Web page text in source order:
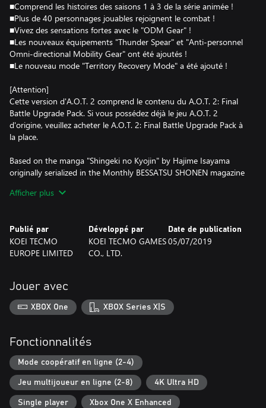
■Comprend les histoires des saisons 1 à 3 de la série animée !
■Plus de 40 personnages jouables rejoignent le combat !
■Vivez des sensations fortes avec le "ODM Gear" !
■Les nouveaux équipements "Thunder Spear" et "Anti-personnel
Omni-directional Mobility Gear" ont été ajoutés !
■Le nouveau mode "Territory Recovery Mode" a été ajouté !
[Attention]
Cette version d'A.O.T. 2 comprend le contenu du A.O.T. 2: Final
Battle Upgrade Pack. Si vous possédez déjà le jeu A.O.T. 2
d'origine, veuillez acheter le A.O.T. 2: Final Battle Upgrade Pack à
la place.
Based on the manga "Shingeki no Kyojin" by Hajime Isayama
originally serialized in the Monthly BESSATSU SHONEN magazine
©Hajime Isayama,Kodansha/"ATTACK ON TITAN"Production
Afficher plus
Publié par
KOEI TECMO
EUROPE LIMITED
Développé par
KOEI TECMO GAMES
CO., LTD.
Date de publication
05/07/2019
Jouer avec
XBOX One XBOX Series X|S
Fonctionnalités
Mode coopératif en ligne (2-4)
Jeu multijoueur en ligne (2-8) 4K Ultra HD
Single player Xbox One X Enhanced